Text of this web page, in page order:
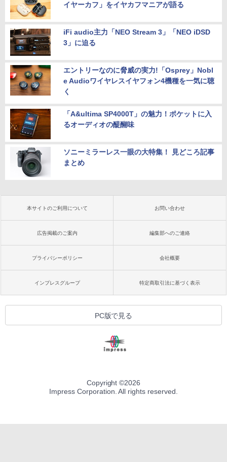
イヤーカフ」をイヤカフマニアが語る
iFi audio主力「NEO Stream 3」「NEO iDSD
3」に迫る
エントリーなのに脅威の実力!「Osprey」Nobl
e Audioワイヤレスイヤフォン4機種を一気に聴
く
「A&ultima SP4000T」の魅力！ポケットに入
るオーディオの醍醐味
ソニーミラーレス一眼の大特集！ 見どころ記事
まとめ
本サイトのご利用について お問い合わせ
広告掲載のご案内 編集部へのご連絡
プライバシーポリシー 会社概要
インプレスグループ 特定商取引法に基づく表示
PC版で見る
Copyright ©2026
Impress Corporation. All rights reserved.